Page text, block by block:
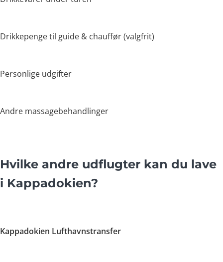
Drikkepenge til guide & chauffør (valgfrit)
Personlige udgifter
Andre massagebehandlinger
Hvilke andre udflugter kan du lave
i Kappadokien?
Kappadokien Lufthavnstransfer